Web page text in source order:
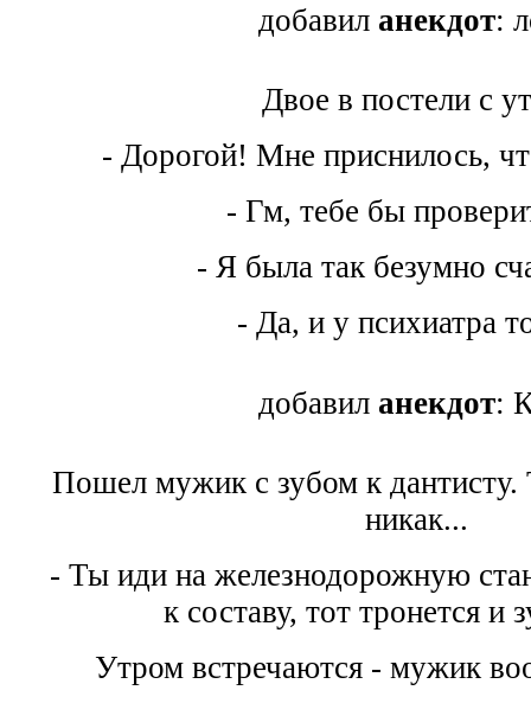
добавил анекдот:
Двое в постели с
- Дорогой! Мне приснилось,
- Гм, тебе бы
- Я была так безумно
- Да, и у психиатра
добавил анекдот:
Пошел мужик с зубом к дантисту.
никак...
- Ты иди на железнодорожную
к составу, тот тронется и
Утром встречаются - мужик